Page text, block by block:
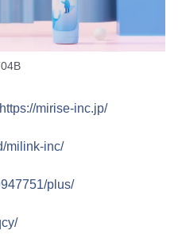
https://mirise-inc.jp/
milink-inc/
plus/